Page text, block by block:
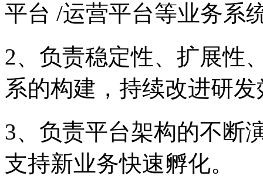
平台 /运营平台等业务系
2、负责稳定性、扩展性
系的构建，持续改进研
3、负责平台架构的不断
支持新业务快速孵化。